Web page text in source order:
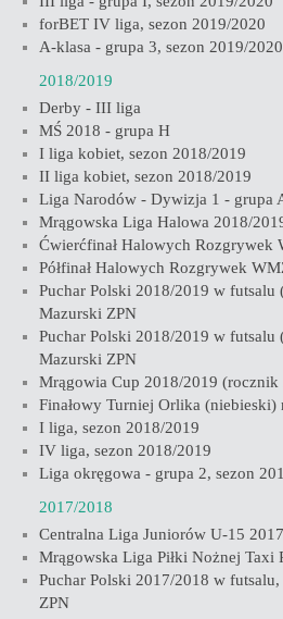
forBET IV liga, sezon 2019/2020
A-klasa - grupa 3, sezon 2019/2020
2018/2019
Derby - III liga
MŚ 2018 - grupa H
I liga kobiet, sezon 2018/2019
II liga kobiet, sezon 2018/2019
Liga Narodów - Dywizja 1 - grupa
Mrągowska Liga Halowa 2018/
Ćwierćfinał Halowych Rozgrywek
Półfinał Halowych Rozgrywek
Puchar Polski 2018/2019 w
Mazurski ZPN
Puchar Polski 2018/2019 w
Mazurski ZPN
Mrągowia Cup 2018/2019 (rocznik
Finałowy Turniej Orlika (niebieski)
I liga, sezon 2018/2019
IV liga, sezon 2018/2019
Liga okręgowa - grupa 2, sezon
2017/2018
Centralna Liga Juniorów U-15
Mrągowska Liga Piłki Nożnej Taxi
Puchar Polski 2017/2018 w
ZPN